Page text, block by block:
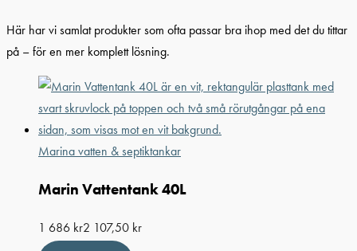
Här har vi samlat produkter som ofta passar bra ihop med det du tittar
på – för en mer komplett lösning.
Marina vatten & septiktankar
Marin Vattentank 40L
1 686 kr2 107,50 kr